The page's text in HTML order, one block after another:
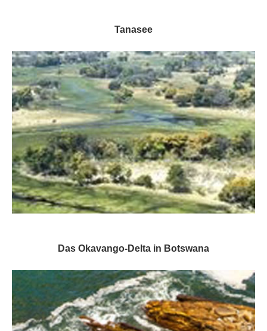
Tanasee
Das Okavango-Delta in Botswana